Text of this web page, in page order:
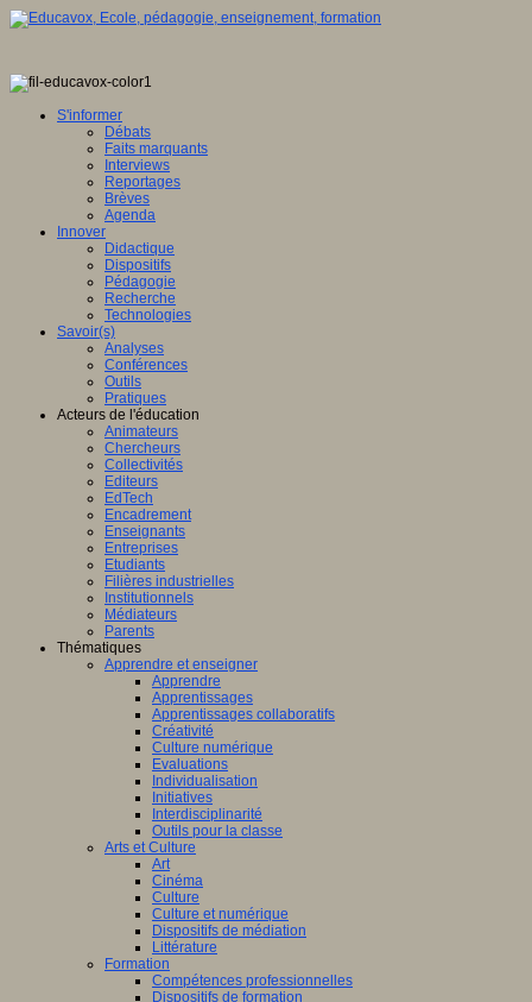
S'informer
Débats
Faits marquants
Interviews
Reportages
Brèves
Agenda
Innover
Didactique
Dispositifs
Pédagogie
Recherche
Technologies
Savoir(s)
Analyses
Conférences
Outils
Pratiques
Acteurs de l'éducation
Animateurs
Chercheurs
Collectivités
Editeurs
EdTech
Encadrement
Enseignants
Entreprises
Etudiants
Filières industrielles
Institutionnels
Médiateurs
Parents
Thématiques
Apprendre et enseigner
Apprendre
Apprentissages
Apprentissages collaboratifs
Créativité
Culture numérique
Evaluations
Individualisation
Initiatives
Interdisciplinarité
Outils pour la classe
Arts et Culture
Art
Cinéma
Culture
Culture et numérique
Dispositifs de médiation
Littérature
Formation
Compétences professionnelles
Dispositifs de formation